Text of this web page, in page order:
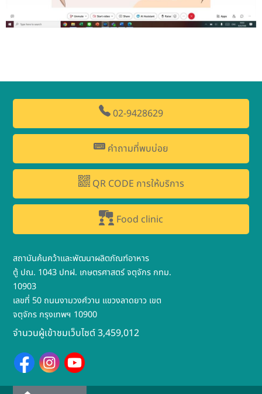
02-9428629
คำถามที่พบบ่อย
QR CODE การให้บริการ
Food clinic
สถาบันค้นคว้าและพัฒนาผลิตภัณฑ์อาหาร
ตู้ ปณ. 1043 ปทฝ. เกษตรศาสตร์ จตุจักร กทม.
10903
เลขที่ 50 ถนนงามวงศ์วาน แขวงลาดยาว เขต
จตุจักร กรุงเทพฯ 10900
จำนวนผู้เข้าชมเว็บไซต์ 3,459,012